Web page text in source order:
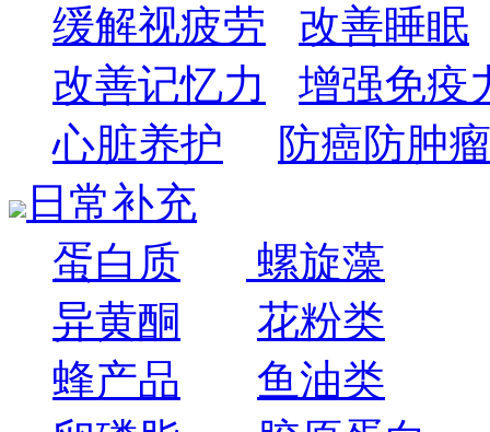
缓解视疲劳
改善睡眠
改善记忆力
增强免疫
心脏养护
防癌防肿瘤
日常补充
蛋白质
螺旋藻
异黄酮
花粉类
蜂产品
鱼油类